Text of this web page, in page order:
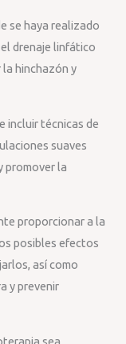
se haya realizado
drenaje linfático
la hinchazón y
incluir técnicas de
suaves
promover la
proporcionar a la
posibles efectos
así como
y prevenir
sea